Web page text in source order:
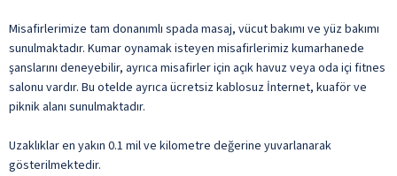
Misafirlerimize tam donanımlı spada masaj, vücut bakımı ve yüz bakımı
sunulmaktadır. Kumar oynamak isteyen misafirlerimiz kumarhanede
şanslarını deneyebilir, ayrıca misafirler için açık havuz veya oda içi fitnes
salonu vardır. Bu otelde ayrıca ücretsiz kablosuz İnternet, kuaför ve
piknik alanı sunulmaktadır.
Uzaklıklar en yakın 0.1 mil ve kilometre değerine yuvarlanarak
gösterilmektedir.